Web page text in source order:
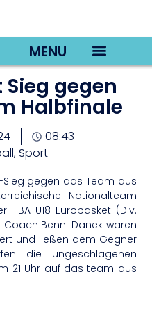
MENU
Sieg gegen
Halbfinale
08:43
,Sport
gegen das Team aus
Nationalteam
U18-Eurobasket (Div.
Coach Benni Danek waren
und ließen dem Gegner
die ungeschlagenen
21 Uhr auf das team aus